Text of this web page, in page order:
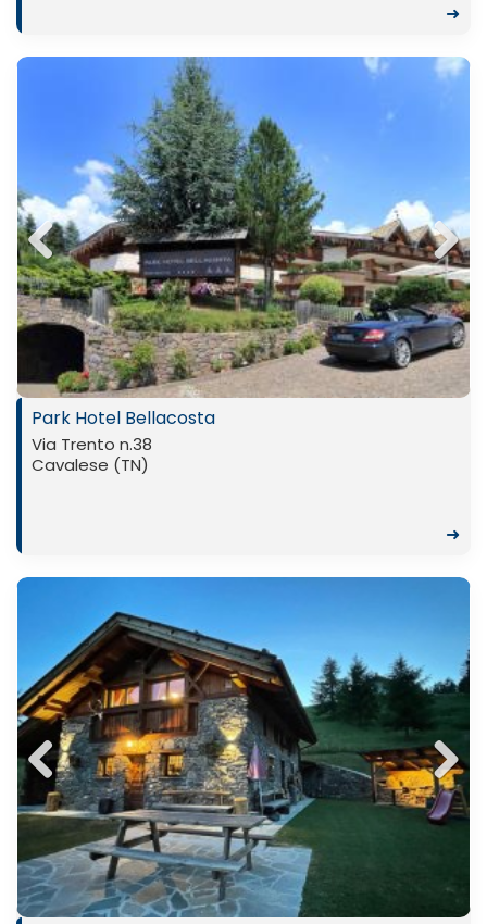
➜
Previ
ous
Next
Park Hotel Bellacosta
Via Trento n.38
Cavalese (TN)
➜
Previ
Next